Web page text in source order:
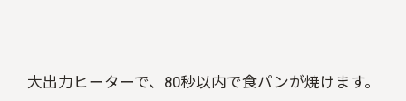
大出力ヒーターで、80秒以内で食パンが焼けます。